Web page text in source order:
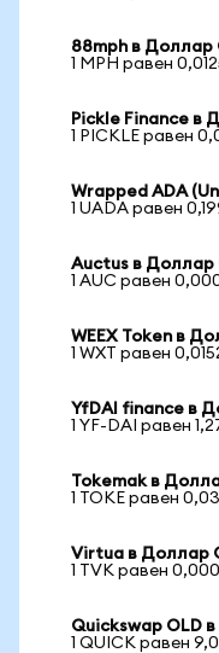
88mph в
1 MPH равен
Pickle Finance
1 PICKLE равен
Wrapped ADA
1 UADA равен
Auctus в
1 AUC равен
WEEX Token в
1 WXT равен
YfDAI finance в
1 YF-DAI равен
Tokemak в
1 TOKE равен
Virtua в Доллар
1 TVK равен
Quickswap OLD
1 QUICK равен